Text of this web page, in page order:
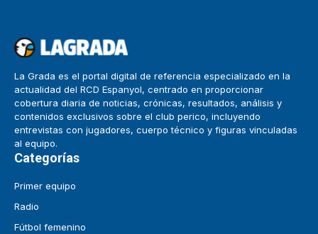
La Grada es el portal digital de referencia especializado en la
actualidad del RCD Espanyol, centrado en proporcionar
cobertura diaria de noticias, crónicas, resultados, análisis y
contenidos exclusivos sobre el club perico, incluyendo
entrevistas con jugadores, cuerpo técnico y figuras vinculadas
al equipo.
Categorías
Primer equipo
Radio
Fútbol femenino